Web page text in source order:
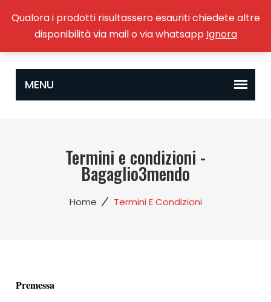
Termini e condizioni -
Bagaglio3mendo
Home / Termini E Condizioni
Premessa
Qualora i prodotti risultassero esauriti chiedete altre
disponibilità via mail o via whatsapp Ignora